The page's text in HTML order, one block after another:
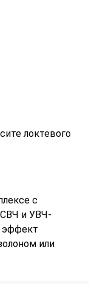
с
и УВЧ-
определенной
лекарственного
способа
и побочные